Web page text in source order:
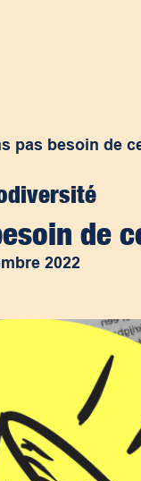
pas besoin de
de
2022